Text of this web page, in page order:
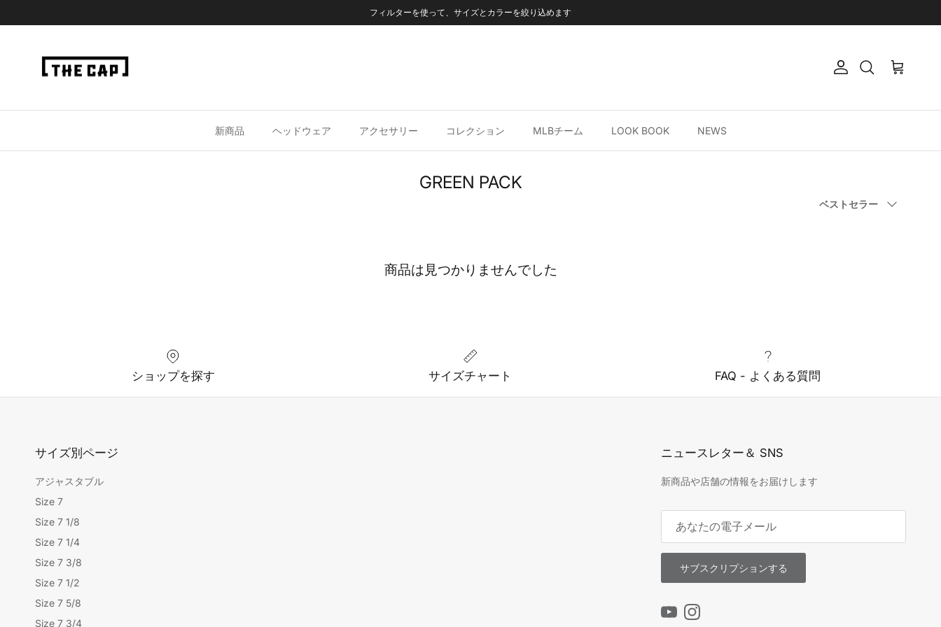
フィルターを使って、サイズとカラーを絞り込めます
アカウント
検索 カート
新商品 ヘッドウェア アクセサリー コレクション MLBチーム LOOK BOOK NEWS
GREEN PACK
ベストセラー
商品は見つかりませんでした
ショップを探す サイズチャート FAQ - よくある質問
サイズ別ページ
アジャスタブル
Size 7
Size 7 1/8
Size 7 1/4
Size 7 3/8
Size 7 1/2
Size 7 5/8
Size 7 3/4
ニュースレター＆ SNS
新商品や店舗の情報をお届けします
サブスクリプションする
YouTubeInstagram